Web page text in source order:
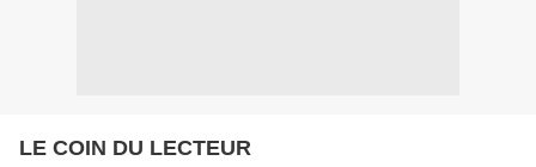
LE COIN DU LECTEUR